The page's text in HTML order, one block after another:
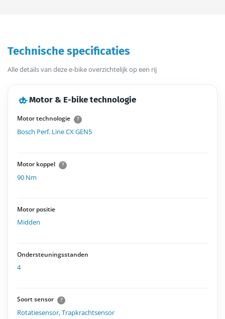
Technische specificaties
Alle details van deze e-bike overzichtelijk op een rij
Motor & E-bike technologie
Motor technologie ?
Bosch Perf. Line CX GEN5
Motor koppel ?
90 Nm
Motor positie
Midden
Ondersteuningsstanden
4
Soort sensor ?
Rotatiesensor,Trapkrachtsensor